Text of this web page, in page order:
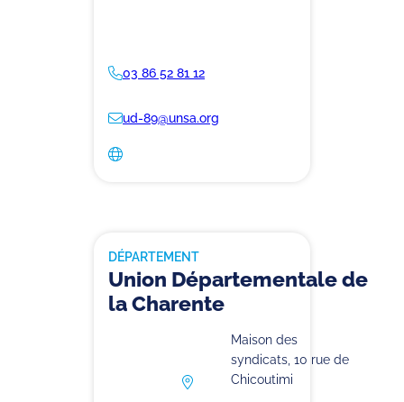
03 86 52 81 12
ud-89@unsa.org
DÉPARTEMENT
Union Départementale de
la Charente
Maison des
syndicats, 10 rue de
Chicoutimi